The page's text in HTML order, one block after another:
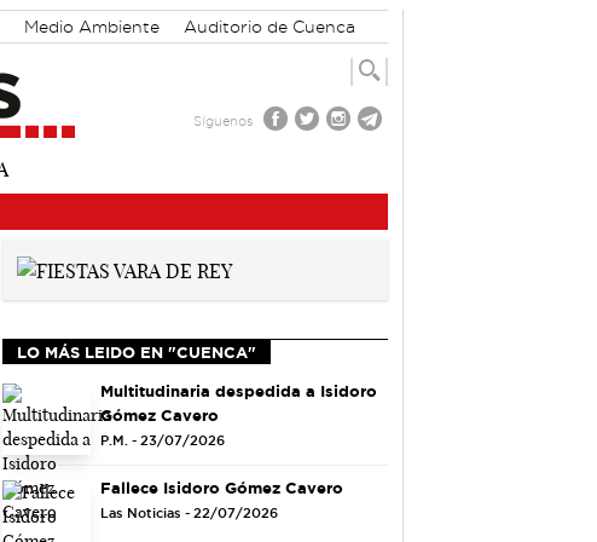
Medio Ambiente Auditorio de Cuenca
Síguenos
LO MÁS LEIDO EN "CUENCA"
Multitudinaria despedida a Isidoro
Gómez Cavero
P.M. - 23/07/2026
Fallece Isidoro Gómez Cavero
Las Noticias - 22/07/2026